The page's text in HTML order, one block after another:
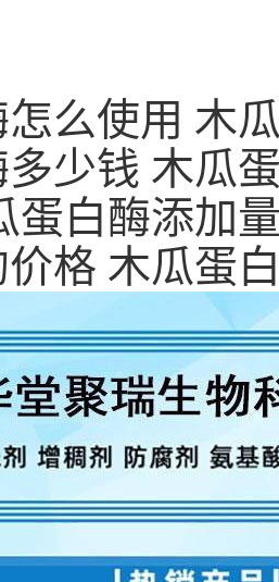
么使用 木
少钱 木瓜
蛋白酶添加
格 木瓜蛋